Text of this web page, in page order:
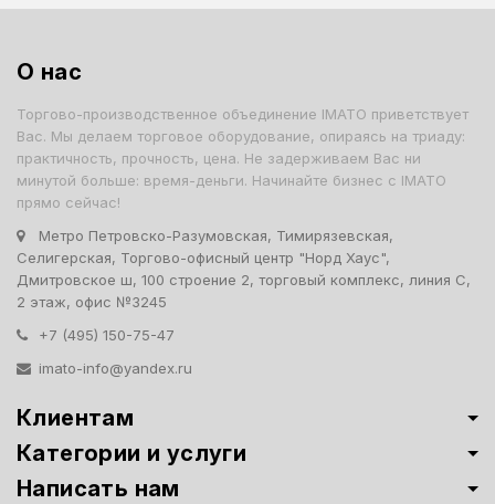
О нас
Торгово-производственное объединение IMATO приветствует
Вас. Мы делаем торговое оборудование, опираясь на триаду:
практичность, прочность, цена. Не задерживаем Вас ни
минутой больше: время-деньги. Начинайте бизнес с IMATO
прямо сейчас!
Метро Петровско-Разумовская, Тимирязевская,
Селигерская, Торгово-офисный центр "Норд Хаус",
Дмитровское ш, 100 строение 2, торговый комплекс, линия С,
2 этаж, офис №3245
+7 (495) 150-75-47
imato-info@yandex.ru
Клиентам
Категории и услуги
Написать нам